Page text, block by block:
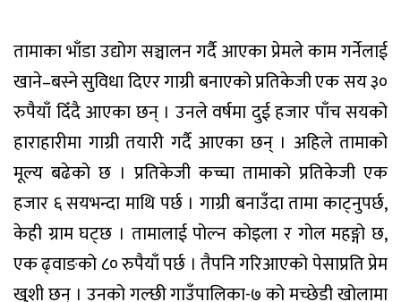
तामाका भाँडा उद्योग सञ्चालन गर्दै आएका प्रेमले काम गर्नेलाई
खाने–बस्ने सुविधा दिएर गाग्री बनाएको प्रतिकेजी एक सय ३०
रुपैयाँ दिँदै आएका छन् । उनले वर्षमा दुई हजार पाँच सयको
हाराहारीमा गाग्री तयारी गर्दै आएका छन् । अहिले तामाको
मूल्य बढेको छ । प्रतिकेजी कच्चा तामाको प्रतिकेजी एक
हजार ६ सयभन्दा माथि पर्छ । गाग्री बनाउँदा तामा काट्नुपर्छ,
केही ग्राम घट्छ । तामालाई पोल्न कोइला र गोल महङ्गो छ,
एक ढ्वाङको ८० रुपैयाँ पर्छ । तैपनि गरिआएको पेसाप्रति प्रेम
खुशी छन् । उनको गल्छी गाउँपालिका-७ को मच्छेडी खोलामा